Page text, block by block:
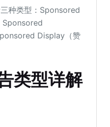
种类型：Sponsored
Sponsored
Display（赞
类型详解